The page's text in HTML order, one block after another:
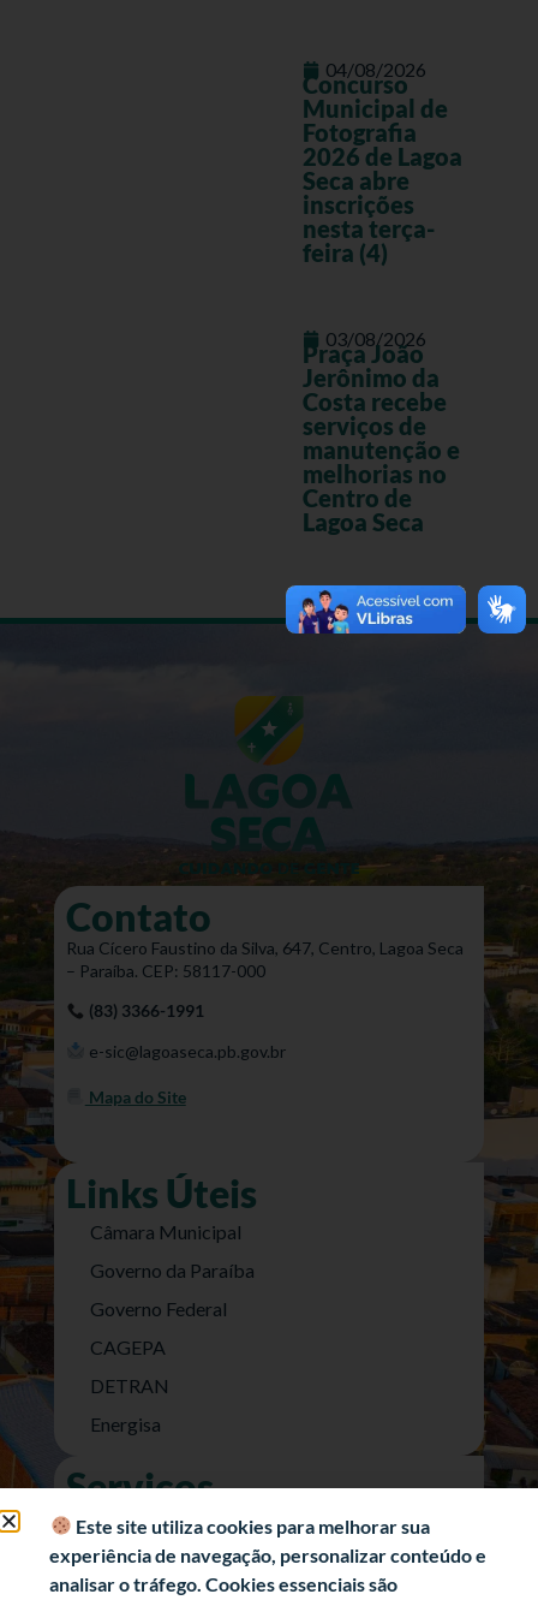
04/08/2026
Concurso
Municipal de
Fotografia
2026 de Lagoa
Seca abre
inscrições
nesta terça-
feira (4)
03/08/2026
Praça João
Jerônimo da
Costa recebe
serviços de
manutenção e
melhorias no
Centro de
Lagoa Seca
Contato
Rua Cícero Faustino da Silva, 647, Centro, Lagoa Seca
– Paraíba. CEP: 58117-000
(83) 3366-1991
e-sic@lagoaseca.pb.gov.br
Mapa do Site
Links Úteis
Câmara Municipal
Governo da Paraíba
Governo Federal
CAGEPA
DETRAN
Energisa
Serviços
Nota Fiscal Eletrônica
e-SIC (Acesso a Informação)
Este site utiliza cookies para melhorar sua
experiência de navegação, personalizar conteúdo e
analisar o tráfego. Cookies essenciais são